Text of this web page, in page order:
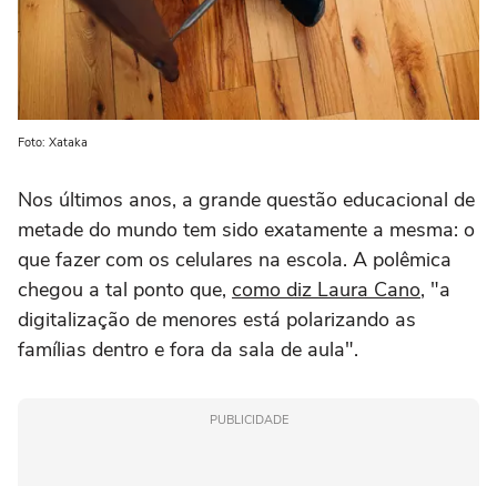
Foto: Xataka
Nos últimos anos, a grande questão educacional de
metade do mundo tem sido exatamente a mesma: o
que fazer com os celulares na escola. A polêmica
chegou a tal ponto que, como diz Laura Cano, "a
digitalização de menores está polarizando as
famílias dentro e fora da sala de aula".
PUBLICIDADE